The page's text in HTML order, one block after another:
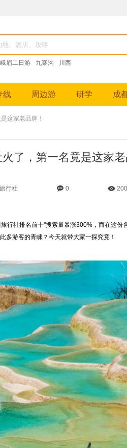
寨沟纯玩团、峨眉山深度游、稻城亚丁摄影
峨眉二日游 九寨沟 川西
线 周边游 研学 成
这家老品牌！
了，第一名竟是这家老
行社 0 200
行社排名前十"搜索量暴涨300%，而在这份
多游客的青睐？今天就带大家一探究竟！